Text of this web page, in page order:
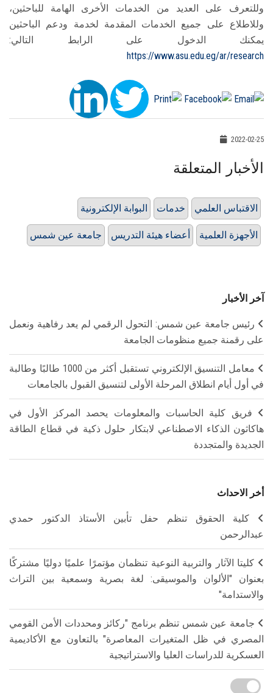
وللتعرف على العديد من الخدمات الأخرى الهامة للباحثين،
وللاطلاع على جميع الخدمات المقدمة لخدمة ودعم الباحثين
يمكنك الدخول على الرابط التالي:
https://www.asu.edu.eg/ar/research
2022-02-25
الأخبار المتعلقة
البوابة الإلكترونية خدمات الاقتباس العلمي
جامعة عين شمس أعضاء هيئة التدريس الأجهزة العلمية
آخر الأخبار
رئيس جامعة عين شمس: التحول الرقمي لم يعد رفاهية ونعمل
على رقمنة جميع منظومات الجامعة
معامل التنسيق الإلكتروني تستقبل أكثر من 1000 طالبًا وطالبة
في أول أيام انطلاق المرحلة الأولى لتنسيق القبول بالجامعات
فريق كلية الحاسبات والمعلومات يحصد المركز الأول في
هاكاثون الذكاء الاصطناعي لابتكار حلول ذكية في قطاع الطاقة
الجديدة والمتجددة
أخر الاحداث
كلية الحقوق تنظم حفل تأبين الأستاذ الدكتور حمدي
عبدالرحمن
كليتا الآثار والتربية النوعية تنظمان مؤتمرًا علميًا دوليًا مشتركًا
بعنوان "الألوان والموسيقى: لغة بصرية وسمعية بين التراث
والاستدامة"
جامعة عين شمس تنظم برنامج "ركائز ومحددات الأمن القومي
المصري في ظل المتغيرات المعاصرة" بالتعاون مع الأكاديمية
العسكرية للدراسات العليا والاستراتيجية